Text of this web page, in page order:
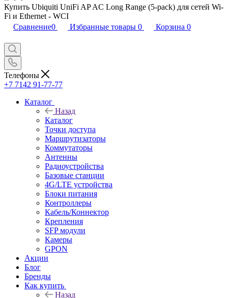
Купить Ubiquiti UniFi AP AC Long Range (5-pack) для сетей Wi-
Fi и Ethernet - WCI
Сравнение0 Избранные товары 0 Корзина 0
Телефоны
+7 7142 91-77-77
Каталог
Назад
Каталог
Точки доступа
Маршрутизаторы
Коммутаторы
Антенны
Радиоустройства
Базовые станции
4G/LTE устройства
Блоки питания
Контроллеры
Кабель/Коннектор
Крепления
SFP модули
Камеры
GPON
Акции
Блог
Бренды
Как купить
Назад